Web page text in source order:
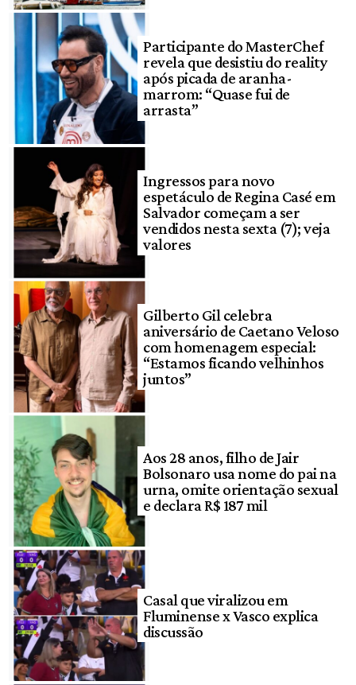
Participante do MasterChef
revela que desistiu do reality
após picada de aranha-
marrom: “Quase fui de
arrasta”
Ingressos para novo
espetáculo de Regina Casé em
Salvador começam a ser
vendidos nesta sexta (7); veja
valores
Gilberto Gil celebra
aniversário de Caetano Veloso
com homenagem especial:
“Estamos ficando velhinhos
juntos”
Aos 28 anos, filho de Jair
Bolsonaro usa nome do pai na
urna, omite orientação sexual
e declara R$ 187 mil
Casal que viralizou em
Fluminense x Vasco explica
discussão